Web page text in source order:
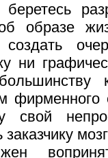
образе
создать
ни
фирменного
свой
заказчику